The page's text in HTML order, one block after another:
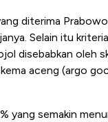
diterima
Selain itu
disebabkan oleh
aceng (argo
yang semakin